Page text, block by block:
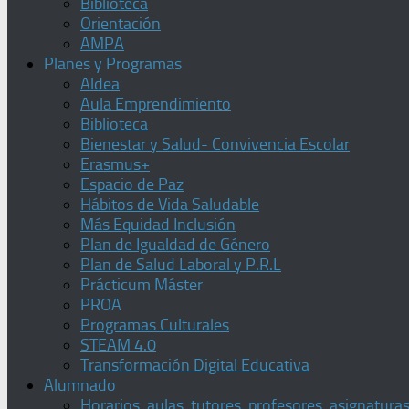
Orientación
AMPA
Planes y Programas
Aldea
Aula Emprendimiento
Biblioteca
Bienestar y Salud- Convivencia Escolar
Erasmus+
Espacio de Paz
Hábitos de Vida Saludable
Más Equidad Inclusión
Plan de Igualdad de Género
Plan de Salud Laboral y P.R.L
Prácticum Máster
PROA
Programas Culturales
STEAM 4.0
Transformación Digital Educativa
Alumnado